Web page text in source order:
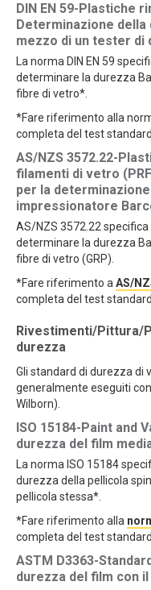
DIN EN 59-Plastiche
Determinazione
mezzo di un tester di
La norma DIN EN 59
determinare la durezza
fibre di vetro*.
*Fare riferimento alla
completa del test standard.
AS/NZS 3572.22-
filamenti di vetro
per la
impressionatore
AS/NZS 3572.22
determinare la durezza
fibre di vetro (GRP).
*Fare riferimento a AS/
completa del test standard.
Rivestimenti/Pittura/
durezza
Gli standard di durezza di
generalmente eseguiti
Wilborn).
ISO 15184-Paint and
durezza del film
La norma ISO 15184
durezza della pellicola
pellicola stessa*.
*Fare riferimento alla
completa del test standard.
ASTM D3363-
durezza del film con